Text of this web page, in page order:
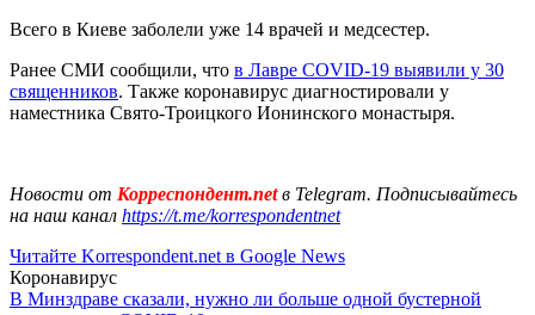
Всего в Киеве заболели уже 14 врачей и медсестер.
Ранее СМИ сообщили, что в Лавре COVID-19 выявили у 30
священников. Также коронавирус диагностировали у
наместника Свято-Троицкого Ионинского монастыря.
Новости от Корреспондент.netв Telegram. Подписывайтесь
на наш канал https://t.me/korrespondentnet
Читайте Korrespondent.net в Google News
Коронавирус
В Минздраве сказали, нужно ли больше одной бустерной